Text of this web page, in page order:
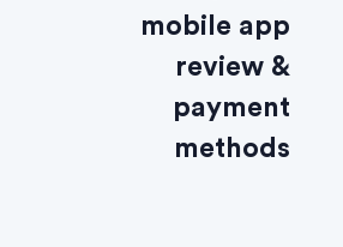
mobile app
review &
payment
methods